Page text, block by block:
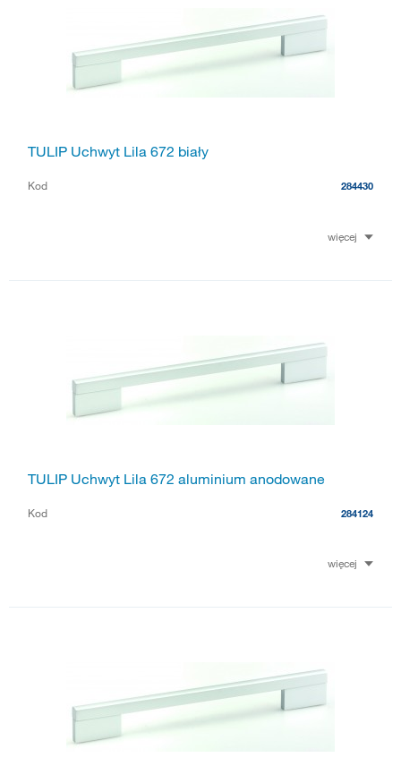
TULIP Uchwyt Lila 672 biały
Kod 284430
więcej
TULIP Uchwyt Lila 672 aluminium anodowane
Kod 284124
więcej